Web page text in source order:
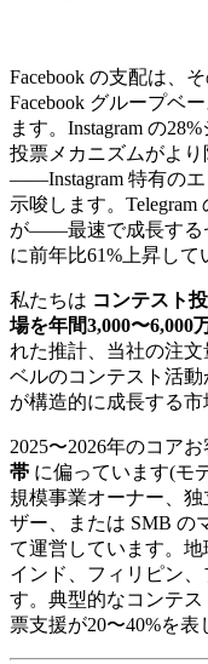
Facebook の支配は、
Facebook グループベ
ます。Instagram の
投票メカニズムがよ
――Instagram 特有の
示唆します。
が――最速で成長する
に前年比61%上昇して
私たちは コンテスト
場を年間3,000〜6,000
れた推計、当社の注
ベルのコンテスト活
が構造的に成長する市
2025〜2026年のコア
帯 に偏っています(モ
規模事業オーナー、
ザー、または SMB の
て運営しています。地
インド、フィリピン
す。典型的なコンテス
票支援が20〜40%を表